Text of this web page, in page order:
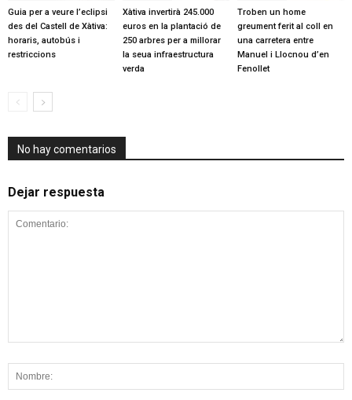
Guia per a veure l’eclipsi
des del Castell de Xàtiva:
horaris, autobús i
restriccions
Xàtiva invertirà 245.000
euros en la plantació de
250 arbres per a millorar
la seua infraestructura
verda
Troben un home
greument ferit al coll en
una carretera entre
Manuel i Llocnou d’en
Fenollet
No hay comentarios
Dejar respuesta